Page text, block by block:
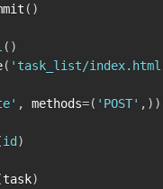
( )
( )
( 'task_list/
, methods=( 'POST' , ) )
id )
task)